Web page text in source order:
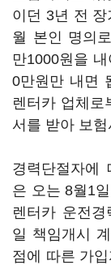
이던 3년 전
월 본인 명의
만1000원을
0만원만 내면
렌터카 업체로
서를 받아 보
경력단절자에
은 오는 8월1
렌터카 운전
일 책임개시
점에 따른 가